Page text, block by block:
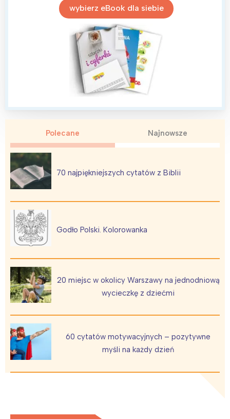
wybierz eBook dla siebie
Polecane Najnowsze
70 najpiękniejszych cytatów z Biblii
Godło Polski. Kolorowanka
20 miejsc w okolicy Warszawy na jednodniową
wycieczkę z dziećmi
60 cytatów motywacyjnych – pozytywne
myśli na każdy dzień
Wybieram